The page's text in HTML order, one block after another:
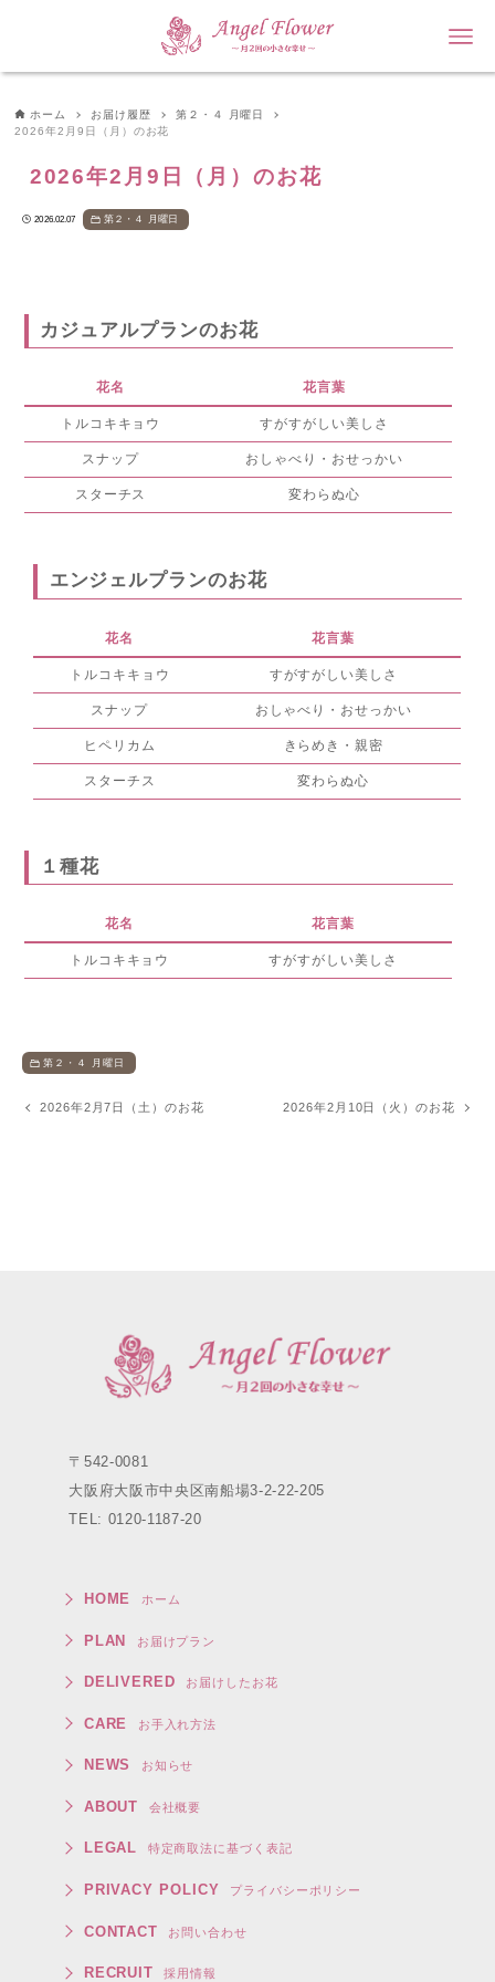
ホーム お届け履歴
第２・４ 月曜日
2026年2月9日（月）のお花
2026年2月9日（月）のお花
2026.02.07 第２・４ 月曜日
カジュアルプランのお花
花名 花言葉
トルコキキョウ すがすがしい美しさ
スナップ おしゃべり・おせっかい
スターチス 変わらぬ心
エンジェルプランのお花
花名 花言葉
トルコキキョウ すがすがしい美しさ
スナップ おしゃべり・おせっかい
ヒペリカム きらめき・親密
スターチス 変わらぬ心
１種花
花名 花言葉
トルコキキョウ すがすがしい美しさ
第２・４ 月曜日
2026年2月7日（土）のお花 2026年2月10日（火）のお花
〒542-0081
大阪府大阪市中央区南船場3-2-22-205
TEL: 0120-1187-20
HOME ホーム
PLAN お届けプラン
DELIVERED お届けしたお花
CARE お手入れ方法
NEWS お知らせ
ABOUT 会社概要
LEGAL 特定商取法に基づく表記
PRIVACY POLICY プライバシーポリシー
CONTACT お問い合わせ
RECRUIT 採用情報